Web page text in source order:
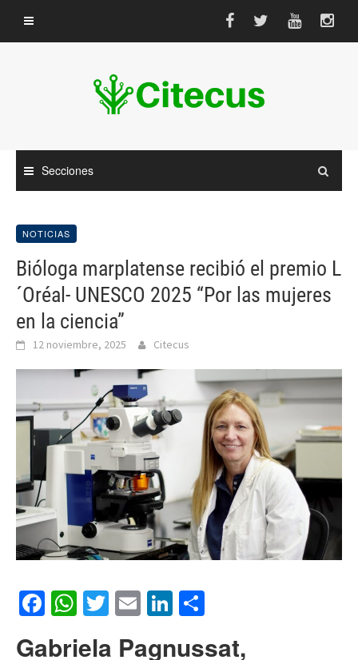
contenido
Secciones
NOTICIAS
Bióloga marplatense recibió el premio L
´Oréal- UNESCO 2025 “Por las mujeres
en la ciencia”
12 noviembre, 2025 Citecus
Facebook
WhatsApp
Twitter
EmailLinkedIn
Gabriela Pagnussat,